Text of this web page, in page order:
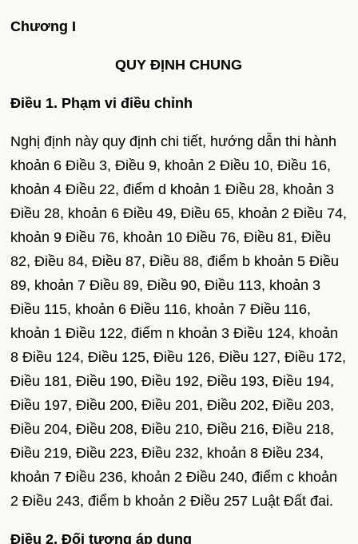
Chương I
QUY ĐỊNH CHUNG
Điều 1. Phạm vi điều chỉnh
Nghị định này quy định chi tiết, hướng dẫn thi hành
khoản 6 Điều 3, Điều 9, khoản 2 Điều 10, Điều 16,
khoản 4 Điều 22, điểm d khoản 1 Điều 28, khoản 3
Điều 28, khoản 6 Điều 49, Điều 65, khoản 2 Điều 74,
khoản 9 Điều 76, khoản 10 Điều 76, Điều 81, Điều
82, Điều 84, Điều 87, Điều 88, điểm b khoản 5 Điều
89, khoản 7 Điều 89, Điều 90, Điều 113, khoản 3
Điều 115, khoản 6 Điều 116, khoản 7 Điều 116,
khoản 1 Điều 122, điểm n khoản 3 Điều 124, khoản
8 Điều 124, Điều 125, Điều 126, Điều 127, Điều 172,
Điều 181, Điều 190, Điều 192, Điều 193, Điều 194,
Điều 197, Điều 200, Điều 201, Điều 202, Điều 203,
Điều 204, Điều 208, Điều 210, Điều 216, Điều 218,
Điều 219, Điều 223, Điều 232, khoản 8 Điều 234,
khoản 7 Điều 236, khoản 2 Điều 240, điểm c khoản
2 Điều 243, điểm b khoản 2 Điều 257 Luật Đất đai.
Điều 2. Đối tượng áp dụng